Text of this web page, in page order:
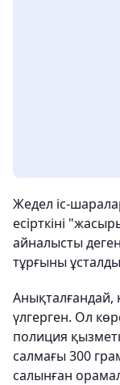
Жедел іс-
есірткіні
айналысты
тұрғыны
Анықталғандай,
үлгерген. Ол
полиция
салмағы 300
салынған